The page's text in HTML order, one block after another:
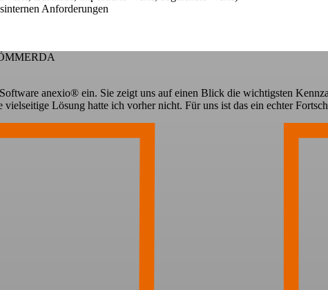
Anforderungen
anexio® ein. Sie zeigt uns auf einen Blick die wichtigsten
Lösung hatte ich vorher nicht. Für uns ist das ein echter